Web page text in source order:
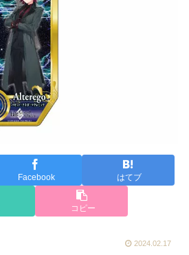
Facebook はてブ
コピー
2024.02.17